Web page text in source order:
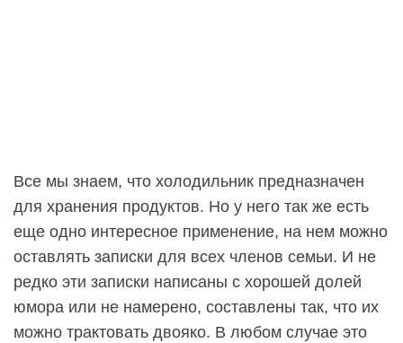
Все мы знаем, что холодильник предназначен
для хранения продуктов. Но у него так же есть
еще одно интересное применение, на нем можно
оставлять записки для всех членов семьи. И не
редко эти записки написаны с хорошей долей
юмора или не намерено, составлены так, что их
можно трактовать двояко. В любом случае это